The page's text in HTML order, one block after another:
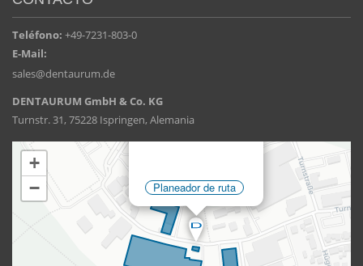
Teléfono: +49-7231-803-0
E-Mail:
sales@dentaurum.de
DENTAURUM GmbH & Co. KG
Turnstr. 31, 75228 Ispringen, Alemania